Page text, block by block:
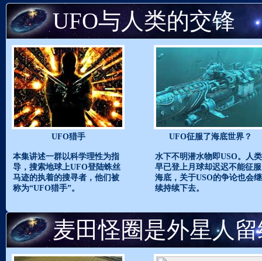
UFO与人类的交锋
UFO猎手
本集讲述一群以科学理性为指
导，搜索地球上UFO登陆蛛丝
马迹的执着的搜寻者，他们被
称为“UFO猎手”。
UFO征服了海底世界？
水下不明潜水物即USO。人类
早已登上月球却迟迟不能征服
海底，关于USO的争论也会继
续持续下去。
麦田怪圈是外星人